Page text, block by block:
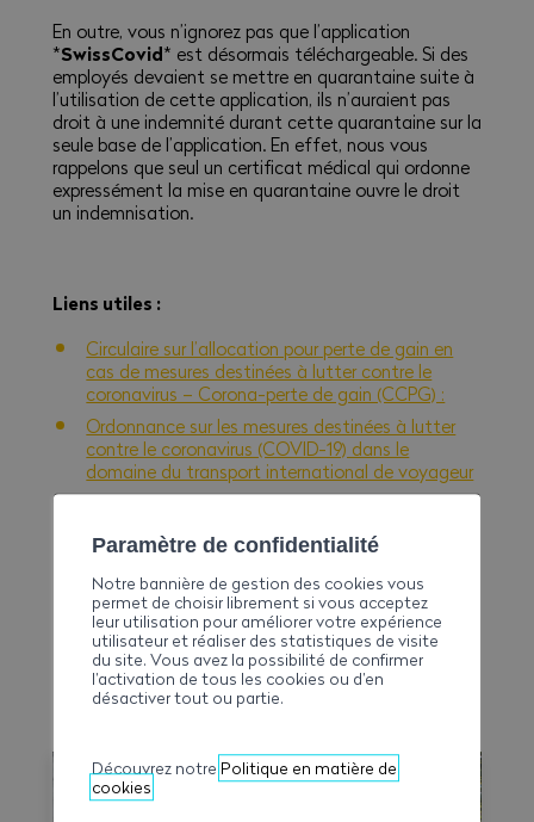
En outre, vous n’ignorez pas que l’application
*SwissCovid* est désormais téléchargeable. Si des
employés devaient se mettre en quarantaine suite à
l’utilisation de cette application, ils n’auraient pas
droit à une indemnité durant cette quarantaine sur la
seule base de l’application. En effet, nous vous
rappelons que seul un certificat médical qui ordonne
expressémentla mise en quarantaine ouvre le droit
un indemnisation.
Liens utiles :
Circulaire sur l’allocation pour perte de gain en
cas de mesures destinées à lutter contre le
coronavirus – Corona-perte de gain (CCPG) :
Ordonnance sur les mesures destinées à lutter
contre le coronavirus (COVID-19) dans le
domaine du transport international de voyageur
Demande d’allocation pour perte de gain en cas
Liste des Etats et Zones présentant un risque
élevé d’infection(actualisée le 23 juillet)
Feuille d’info et affiche à télécharger (plusieurs
langues)
Avis aux collaborateurs : vacances, pas de
risques inutiles – restez en Suisse
EN SAVOIR PLUS
Paramètre de confidentialité
Notre bannière de gestion des cookies vous
permet de choisir librement si vous acceptez
leur utilisation pour améliorer votre expérience
utilisateur et réaliser des statistiques de visite
du site. Vous avez la possibilité de confirmer
l’activation de tous les cookies ou d’en
désactiver tout ou partie.
Découvrez notre Politique en matière de
cookies